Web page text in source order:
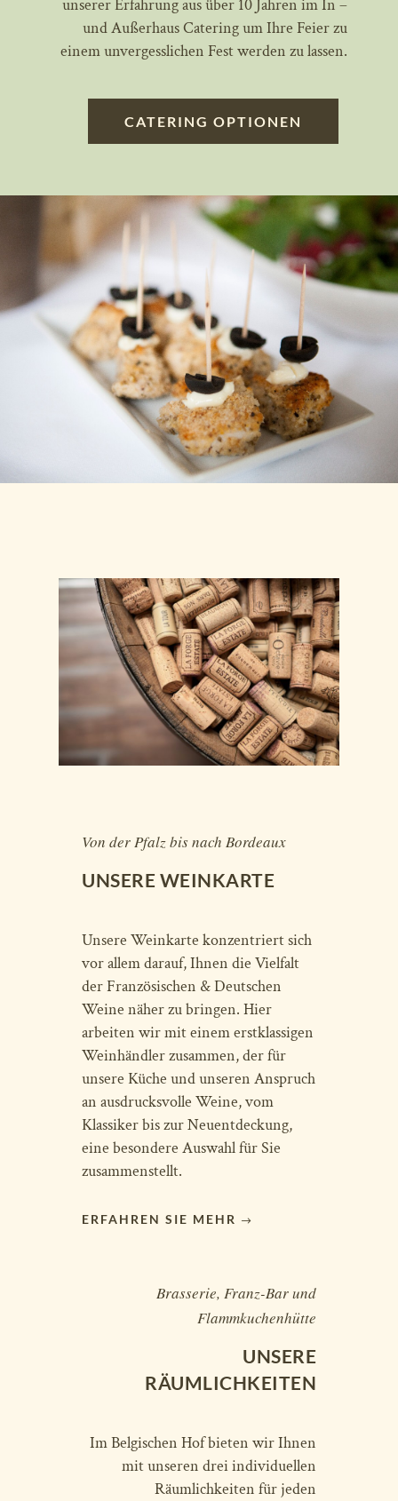
unserer Erfahrung aus über 10 Jahren im In –
und Außerhaus Catering um Ihre Feier zu
einem unvergesslichen Fest werden zu lassen.
CATERING OPTIONEN
Von der Pfalz bis nach Bordeaux
UNSERE WEINKARTE
Unsere Weinkarte konzentriert sich
vor allem darauf, Ihnen die Vielfalt
der Französischen & Deutschen
Weine näher zu bringen. Hier
arbeiten wir mit einem erstklassigen
Weinhändler zusammen, der für
unsere Küche und unseren Anspruch
an ausdrucksvolle Weine, vom
Klassiker bis zur Neuentdeckung,
eine besondere Auswahl für Sie
zusammenstellt.
ERFAHREN SIE MEHR
Brasserie, Franz-Bar und
Flammkuchenhütte
UNSERE
RÄUMLICHKEITEN
Im Belgischen Hof bieten wir Ihnen
mit unseren drei individuellen
Räumlichkeiten für jeden